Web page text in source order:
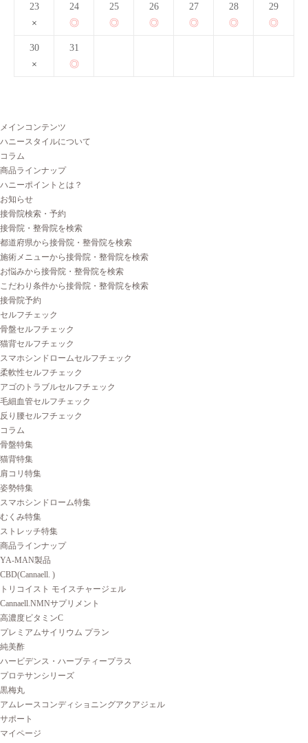
23 24 25 26 27 28 29
30 31
メインコンテンツ
ハニースタイルについて
コラム
商品ラインナップ
ハニーポイントとは？
お知らせ
接骨院検索・予約
接骨院・整骨院を検索
都道府県から接骨院・整骨院を検索
施術メニューから接骨院・整骨院を検索
お悩みから接骨院・整骨院を検索
こだわり条件から接骨院・整骨院を検索
接骨院予約
セルフチェック
骨盤セルフチェック
猫背セルフチェック
スマホシンドロームセルフチェック
柔軟性セルフチェック
アゴのトラブルセルフチェック
毛細血管セルフチェック
反り腰セルフチェック
コラム
骨盤特集
猫背特集
肩コリ特集
姿勢特集
スマホシンドローム特集
むくみ特集
ストレッチ特集
商品ラインナップ
YA-MAN製品
CBD(Cannaell. )
トリコイスト モイスチャージェル
Cannaell.NMNサプリメント
高濃度ビタミンC
プレミアムサイリウム プラン
純美酢
ハービデンス・ハーブティープラス
プロテサンシリーズ
黒梅丸
アムレースコンディショニングアクアジェル
サポート
マイページ